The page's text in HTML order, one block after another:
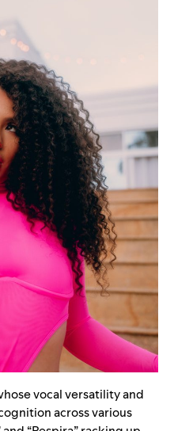
vocal versatility and
across various